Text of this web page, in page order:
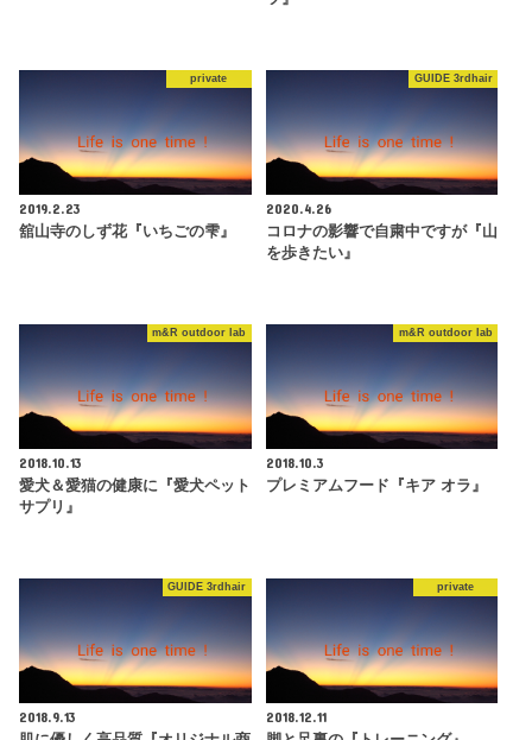
private
2019.2.23
舘山寺のしず花『いちごの雫』
GUIDE 3rdhair
2020.4.26
コロナの影響で自粛中ですが『山
を歩きたい』
m&R outdoor lab
2018.10.13
愛犬＆愛猫の健康に『愛犬ペット
サプリ』
m&R outdoor lab
2018.10.3
プレミアムフード『キア オラ』
GUIDE 3rdhair
2018.9.13
private
2018.12.11